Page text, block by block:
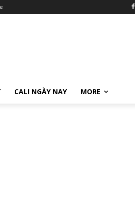
CALI NGÀY NAY MORE